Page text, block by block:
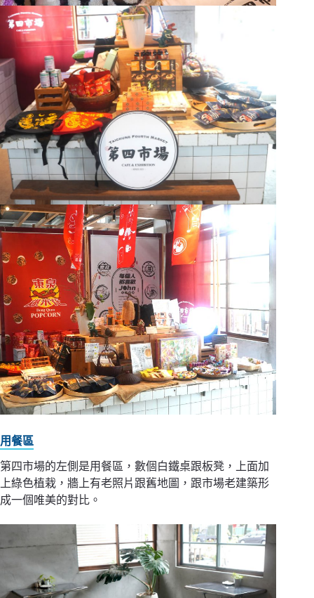
用餐區
第四市場的左側是用餐區，數個白鐵桌跟板凳，上面加
上綠色植栽，牆上有老照片跟舊地圖，跟市場老建築形
成一個唯美的對比。